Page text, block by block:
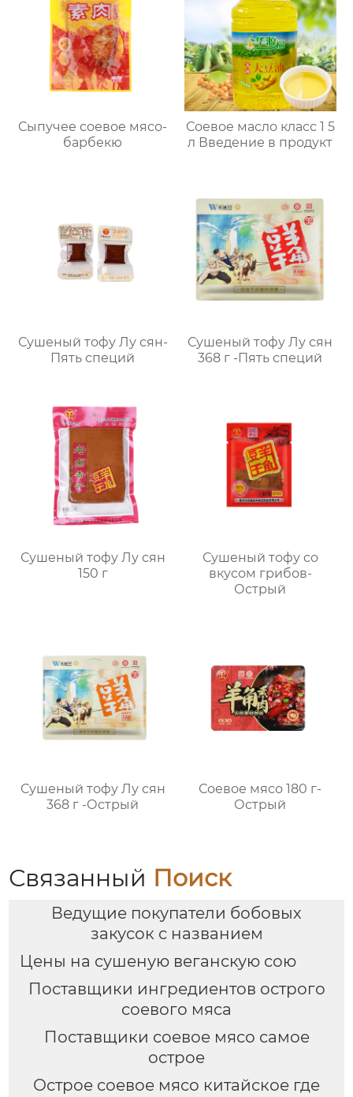
Сыпучее соевое мясо-
барбекю
Соевое масло класс 1 5
л Введение в продукт
Сушеный тофу Лу сян-
Пять специй
Сушеный тофу Лу сян
368 г -Пять специй
Сушеный тофу Лу сян
150 г
Сушеный тофу со
вкусом грибов-
Острый
Сушеный тофу Лу сян
368 г -Острый
Соевое мясо 180 г-
Острый
Связанный Поиск
Ведущие покупатели бобовых
закусок с названием
Цены на сушеную веганскую сою
Поставщики ингредиентов острого
соевого мяса
Поставщики соевое мясо самое
острое
Острое соевое мясо китайское где